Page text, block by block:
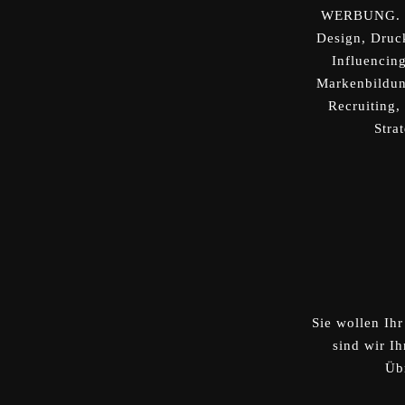
Design,
Recruiting,
Sie wollen Ihr
sind wir